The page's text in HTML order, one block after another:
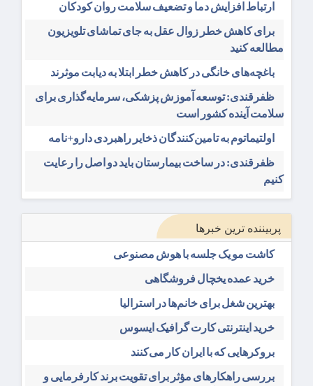
ارتباط افزایش دما و تضعیف سلامت روان کودکان
برای کاهش خطر زوال عقل به جای تماشای تلویزیون
مطالعه کنید
باغچه‌های خانگی در کاهش خطر ابتلا به دیابت موثرند
ظفرقندی: توسعه آموزش پزشکی، سرمایه‌گذاری برای
سلامت آینده کشور است
اولتیماتوم به تامین‌کنندگان ذخایر راهبردی دارو+نامه
ظفرقندی: در ساخت بیمارستان باید دو اصل را رعایت
کنیم
پربیننده ترین خبرها
کاشت مو یک جلسه با هوش مصنوعی
خرید عمده یخچال فروشگاهی
بهترین شغل برای خانم‌ها در استرالیا
خرید اینترنتی کارت گرافیک ایسوس
بروکرهایی‌ که با ایران کار می‌کنند
بررسی راهکارهای مؤثر برای تقویت برند کارفرمایی و